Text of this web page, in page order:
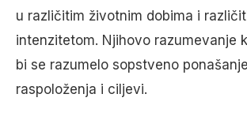
u različitim životnim dobima i
intenzitetom. Njihovo razumevanje
bi se razumelo sopstveno
raspoloženja i ciljevi.